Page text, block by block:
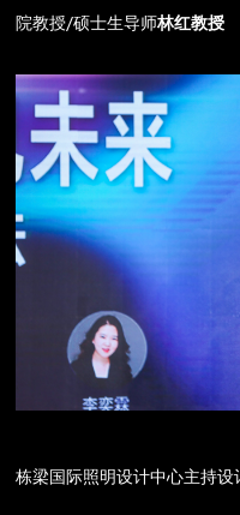
院教授/硕士生导师林红教授
栋梁国际照明设计中心主持设